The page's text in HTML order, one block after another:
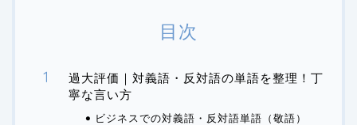
目次
過大評価｜対義語・反対語の単語を整理！丁
寧な言い方
ビジネスでの対義語・反対語単語（敬語）